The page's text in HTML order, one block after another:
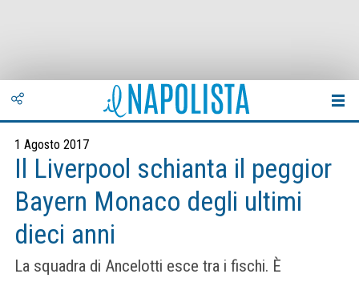
1 Agosto 2017
Il Liverpool schianta il peggior
Bayern Monaco degli ultimi
dieci anni
La squadra di Ancelotti esce tra i fischi. È